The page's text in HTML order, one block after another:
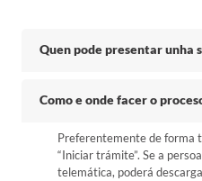
Quen pode presentar unha
Como e onde facer o
Preferentemente de forma
“Iniciar trámite”. Se a
telemática, poderá